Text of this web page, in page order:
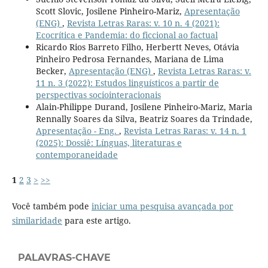
Scott Slovic, Josilene Pinheiro-Mariz, Apresentação
(ENG) , Revista Letras Raras: v. 10 n. 4 (2021):
Ecocrítica e Pandemia: do ficcional ao factual
Ricardo Rios Barreto Filho, Herbertt Neves, Otávia
Pinheiro Pedrosa Fernandes, Mariana de Lima
Becker, Apresentação (ENG) , Revista Letras Raras: v.
11 n. 3 (2022): Estudos linguísticos a partir de
perspectivas sociointeracionais
Alain-Philippe Durand, Josilene Pinheiro-Mariz, Maria
Rennally Soares da Silva, Beatriz Soares da Trindade,
Apresentação - Eng. , Revista Letras Raras: v. 14 n. 1
(2025): Dossiê: Línguas, literaturas e
contemporaneidade
1 2 3 > >>
Você também pode iniciar uma pesquisa avançada por
similaridade para este artigo.
PALAVRAS-CHAVE